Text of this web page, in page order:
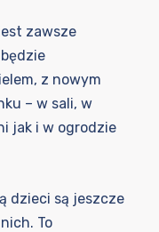
zawsze
z nowym
– w sali, w
jak i w ogrodzie
dzieci są jeszcze
To